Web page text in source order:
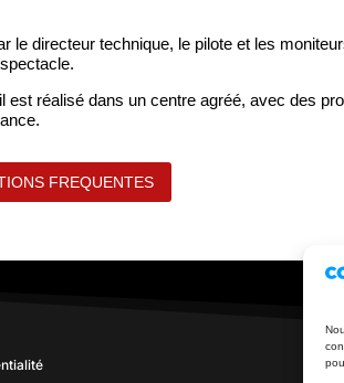
le directeur technique, le pilote et les
est réalisé dans un centre agréé, avec des
FREQUENTES